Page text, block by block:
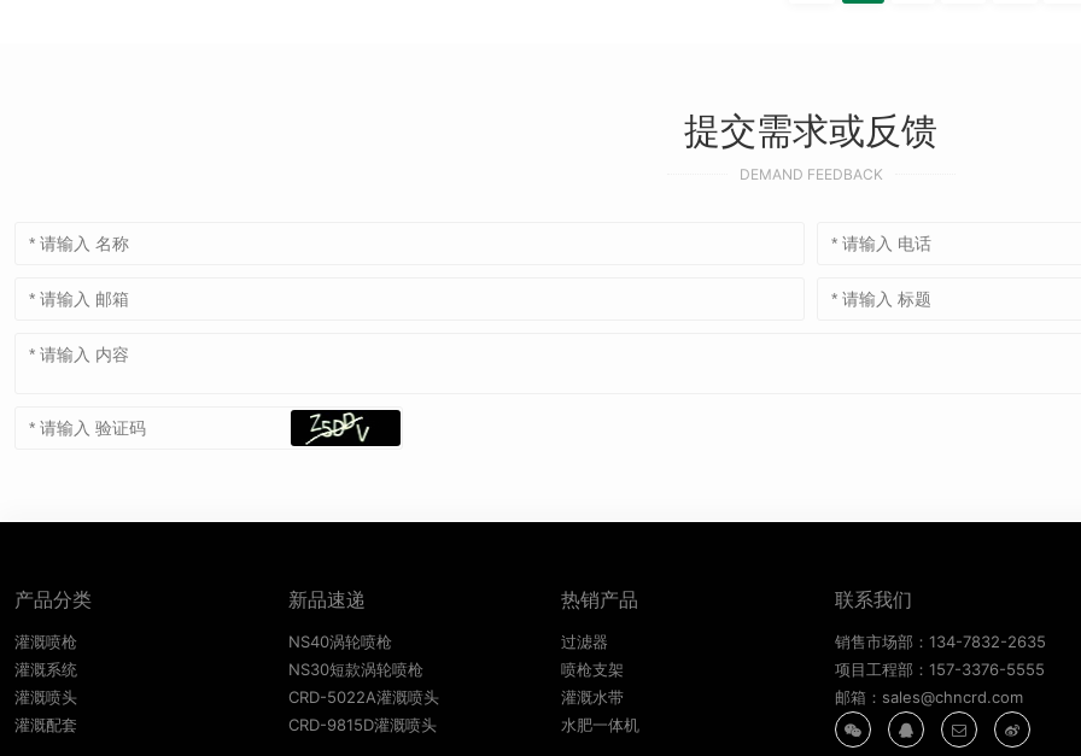
提交需求或反馈
DEMAND FEEDBACK
产品分类
灌溉喷枪
灌溉系统
灌溉喷头
灌溉配套
新品速递
NS40涡轮喷枪
NS30短款涡轮喷枪
CRD-5022A灌溉喷头
CRD-9815D灌溉喷头
热销产品
过滤器
喷枪支架
灌溉水带
水肥一体机
联系我们
销售市场部：134-7832-2635
项目工程部：157-3376-5555
邮箱：sales@chncrd.com